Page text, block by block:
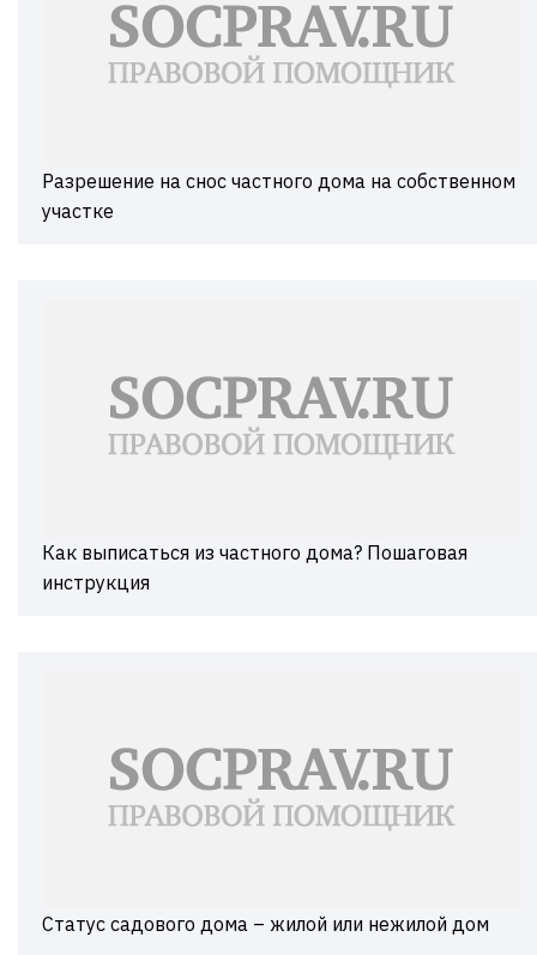
Разрешение на снос частного дома на собственном
участке
Как выписаться из частного дома? Пошаговая
инструкция
Статус садового дома – жилой или нежилой дом